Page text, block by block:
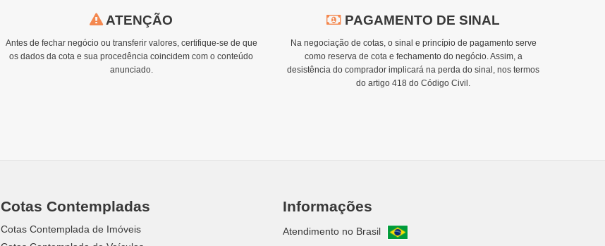
ATENÇÃO
Antes de fechar negócio ou transferir valores, certifique-se de que
os dados da cota e sua procedência coincidem com o conteúdo
anunciado.
PAGAMENTO DE SINAL
Na negociação de cotas, o sinal e princípio de pagamento serve
como reserva de cota e fechamento do negócio. Assim, a
desistência do comprador implicará na perda do sinal, nos termos
do artigo 418 do Código Civil.
Cotas Contempladas
Cotas Contemplada de Imóveis
Informações
Atendimento no Brasil